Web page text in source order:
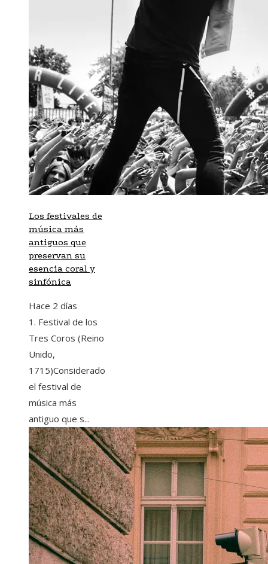
Los festivales de
música más
antiguos que
preservan su
esencia coral y
sinfónica
Hace 2 días
1. Festival de los
Tres Coros (Reino
Unido,
1715)Considerado
el festival de
música más
antiguo que s...